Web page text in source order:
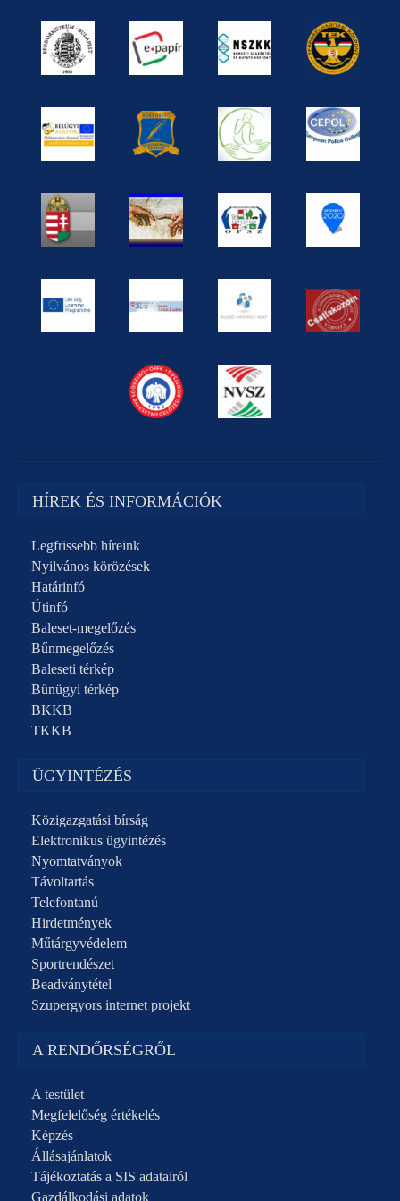
HÍREK ÉS INFORMÁCIÓK
Legfrissebb híreink
Nyilvános körözések
Határinfó
Útinfó
Baleset-megelőzés
Bűnmegelőzés
Baleseti térkép
Bűnügyi térkép
BKKB
TKKB
ÜGYINTÉZÉS
Közigazgatási bírság
Elektronikus ügyintézés
Nyomtatványok
Távoltartás
Telefontanú
Hirdetmények
Műtárgyvédelem
Sportrendészet
Beadványtétel
Szupergyors internet projekt
A RENDŐRSÉGRŐL
A testület
Megfelelőség értékelés
Képzés
Állásajánlatok
Tájékoztatás a SIS adatairól
Gazdálkodási adatok